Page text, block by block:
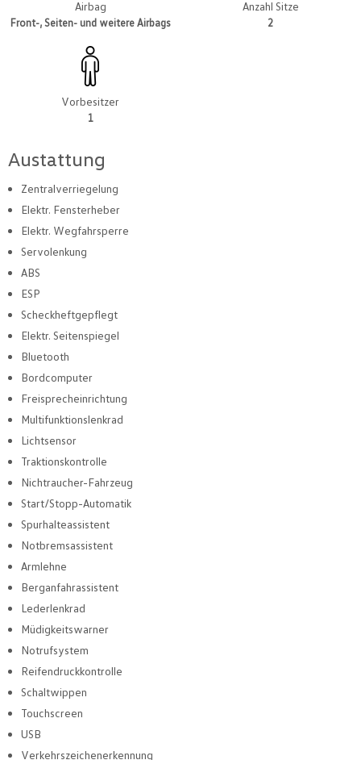
Airbag
Front-, Seiten- und weitere Airbags
Anzahl Sitze
2
Vorbesitzer
1
Austattung
Zentralverriegelung
Elektr. Fensterheber
Elektr. Wegfahrsperre
Servolenkung
ABS
ESP
Scheckheftgepflegt
Elektr. Seitenspiegel
Bluetooth
Bordcomputer
Freisprecheinrichtung
Multifunktionslenkrad
Lichtsensor
Traktionskontrolle
Nichtraucher-Fahrzeug
Start/Stopp-Automatik
Spurhalteassistent
Notbremsassistent
Armlehne
Berganfahrassistent
Lederlenkrad
Müdigkeitswarner
Notrufsystem
Reifendruckkontrolle
Schaltwippen
Touchscreen
USB
Verkehrszeichenerkennung